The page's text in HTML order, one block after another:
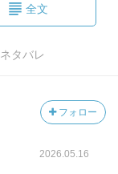
全文
ネタバレ
フォロー
2026.05.16